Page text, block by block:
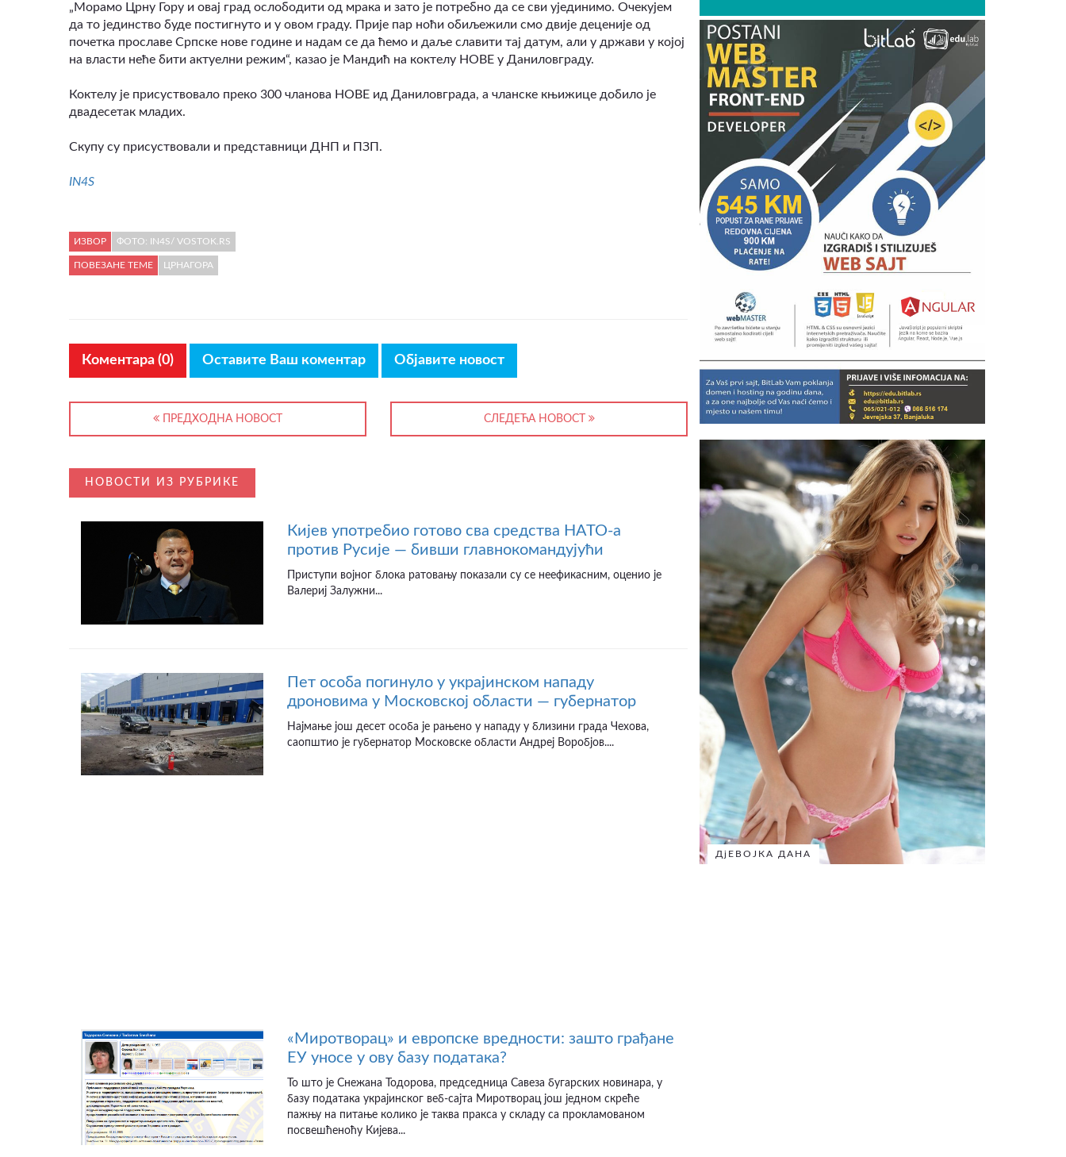
„Морамо Црну Гору и овај град ослободити од мрака и зато је потребно да се сви ујединимо. Очекујем
да то јединство буде постигнуто и у овом граду. Прије пар ноћи обиљежили смо двије деценије од
почетка прославе Српске нове године и надам се да ћемо и даље славити тај датум, али у држави у којој
на власти неће бити актуелни режим“, казао је Мандић на коктелу НОВЕ у Даниловграду.
Коктелу је присуствовало преко 300 чланова НОВЕ ид Даниловграда, а чланске књижице добило је
двадесетак младих.
Скупу су присуствовали и представници ДНП и ПЗП.
IN4S
ИЗВОР ФОТО: IN4S/ VOSTOK.RS
ПОВЕЗАНЕ ТЕМЕ ЦРНАГОРА
Коментара (0) Оставите Ваш коментар Објавите новост
ПРЕДХОДНА НОВОСТ СЛЕДЕЋА НОВОСТ
НОВОСТИ ИЗ РУБРИКЕ
Кијев употребио готово сва средства НАТО-а
против Русије — бивши главнокомандујући
Приступи војног блока ратовању показали су се неефикасним, оценио је
Валериј Залужни...
Пет особа погинуло у украјинском нападу
дроновима у Московској области — губернатор
Најмање још десет особа је рањено у нападу у близини града Чехова,
саопштио је губернатор Московске области Андреј Воробјов....
«Миротворац» и европске вредности: зашто грађане
ЕУ уносе у ову базу података?
То што је Снежана Тодорова, председница Савеза бугарских новинара, у
базу података украјинског веб-сајта Миротворац још једном скреће
пажњу на питање колико је таква пракса у складу са прокламованом
посвешћеноћу Кијева...
ДјЕВОЈКА ДАНА